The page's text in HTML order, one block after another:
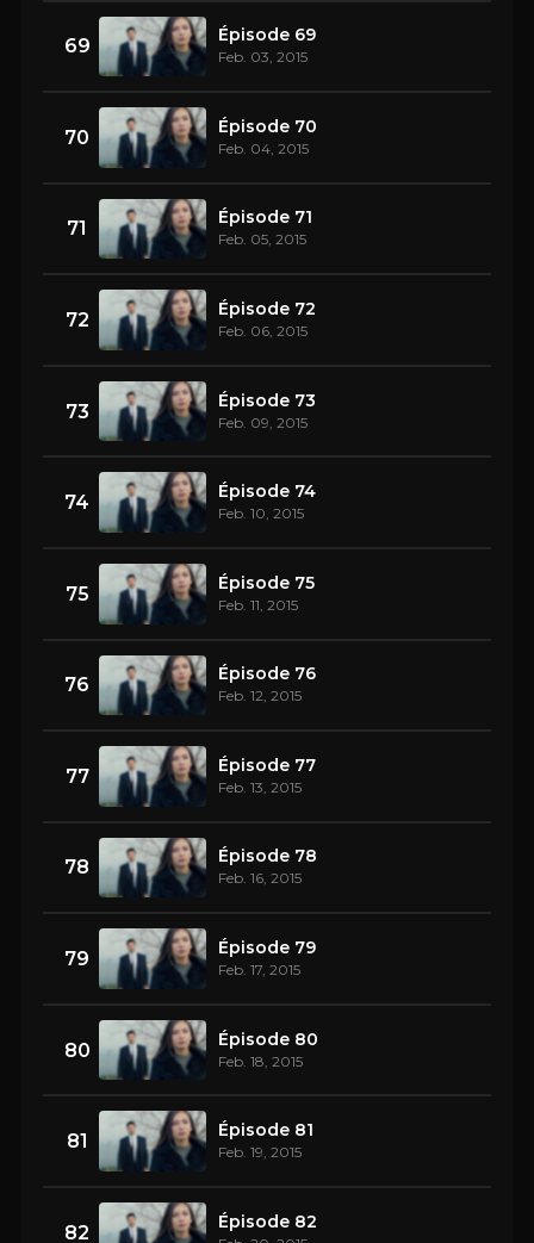
69 Épisode 69
Feb. 03, 2015
70 Épisode 70
Feb. 04, 2015
71 Épisode 71
Feb. 05, 2015
72 Épisode 72
Feb. 06, 2015
73 Épisode 73
Feb. 09, 2015
74 Épisode 74
Feb. 10, 2015
75 Épisode 75
Feb. 11, 2015
76 Épisode 76
Feb. 12, 2015
77 Épisode 77
Feb. 13, 2015
78 Épisode 78
Feb. 16, 2015
79 Épisode 79
Feb. 17, 2015
80 Épisode 80
Feb. 18, 2015
81 Épisode 81
Feb. 19, 2015
82 Épisode 82